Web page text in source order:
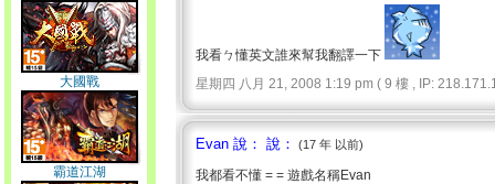
大國戰
霸道江湖
我看ㄅ懂英文誰來幫我翻譯一下
星期四 八月 21, 2008 1:19 pm ( 9 樓 , IP:
Evan 說： 說： (17 年 以前)
我都看不懂 = = 遊戲名稱Evan